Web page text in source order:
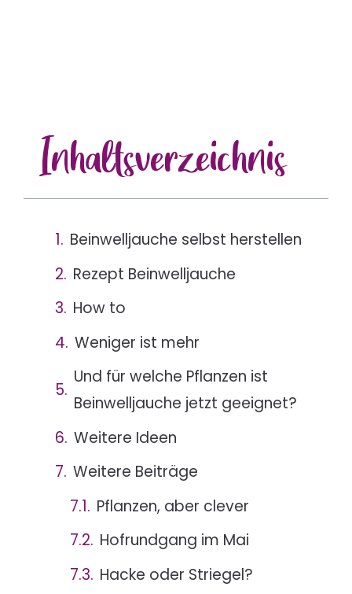
Inhaltsverzeichnis
Beinwelljauche selbst herstellen
Rezept Beinwelljauche
How to
Weniger ist mehr
Und für welche Pflanzen ist
Beinwelljauche jetzt geeignet?
Weitere Ideen
Weitere Beiträge
Pflanzen, aber clever
Hofrundgang im Mai
Hacke oder Striegel?